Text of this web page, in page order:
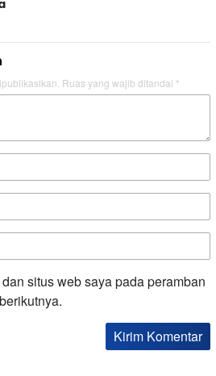
Ruas yang wajib ditandai *
situs web saya pada peramban